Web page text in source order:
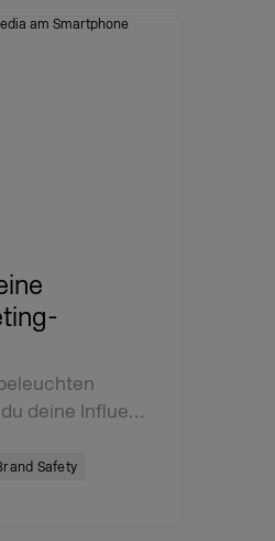
deine Influe…
Safety